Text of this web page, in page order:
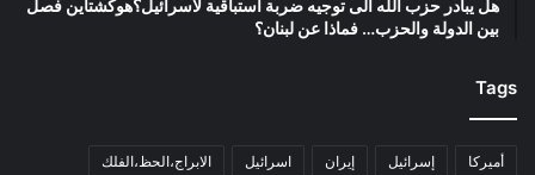
هل يبادر حزب الله الى توجيه ضربة استباقية لاسرائيل؟هوكشتاين فصل
بين الدولة والحزب… فماذا عن لبنان؟
Tags
أميركا إسرائيل إيران اسرائيل الابراج،الحظ،الفلك